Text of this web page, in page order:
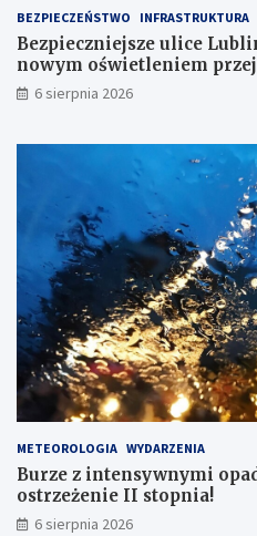
n
a
d
n
o
t
e
n
e
m
r
z
e
j
BEZPIECZEŃSTWO INFRASTRUKTURA
Bezpieczniejsze ulice
nowym oświetleniem
6 sierpnia 2026
METEOROLOGIA WYDARZENIA
Burze z intensywnymi
ostrzeżenie II stopnia!
6 sierpnia 2026